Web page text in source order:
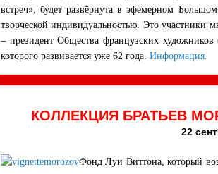
встреч», будет развёрнута в эфемерном
творческой индивидуальностью. Это участники
– президент Общества французских
которого развивается уже 62 года. Информация.
КОЛЛЕКЦИЯ БРАТЬЕВ
22
Фонд Луи Виттона, который